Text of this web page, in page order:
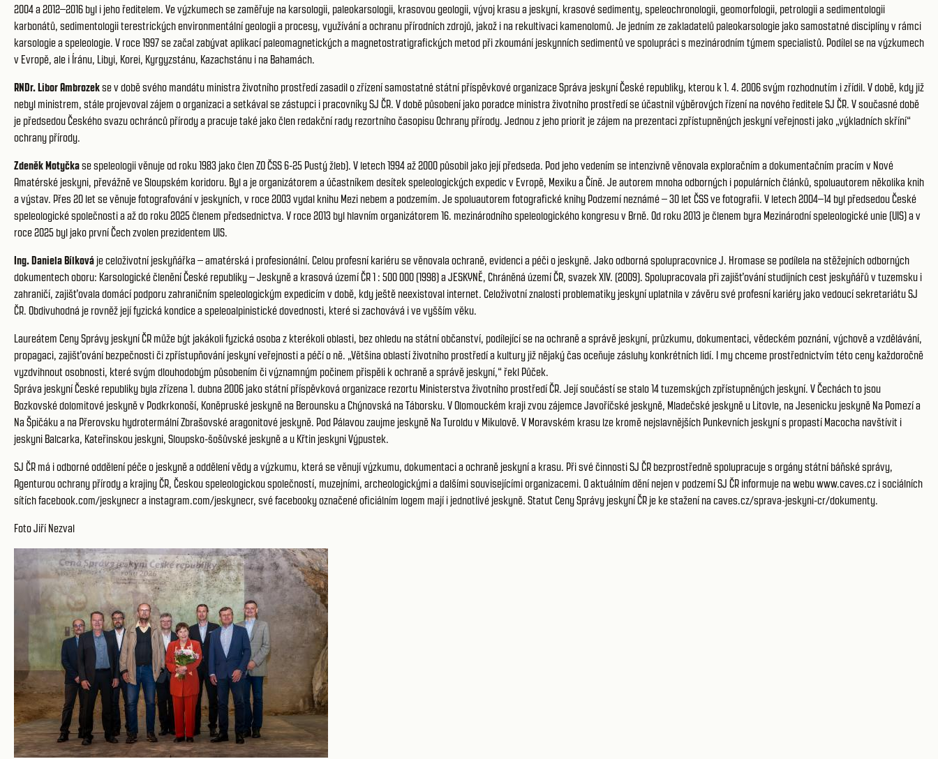
2004 a 2012–2016 byl i jeho ředitelem. Ve výzkumech se zaměřuje na karsologii, paleokarsologii, krasovou geologii, vývoj krasu a jeskyní, krasové sedimenty, speleochronologii, geomorfologii, petrologii a sedimentologii
karbonátů, sedimentologii terestrických environmentální geologii a procesy, využívání a ochranu přírodních zdrojů, jakož i na rekultivaci kamenolomů. Je jedním ze zakladatelů paleokarsologie jako samostatné disciplíny v rámci
karsologie a speleologie. V roce 1997 se začal zabývat aplikací paleomagnetických a magnetostratigrafických metod při zkoumání jeskynních sedimentů ve spolupráci s mezinárodním týmem specialistů. Podílel se na výzkumech
v Evropě, ale i Íránu, Libyi, Korei, Kyrgyzstánu, Kazachstánu i na Bahamách.
RNDr. Libor Ambrozekse v době svého mandátu ministra životního prostředí zasadil o zřízení samostatné státní příspěvkové organizace Správa jeskyní České republiky, kterou k 1. 4. 2006 svým rozhodnutím i zřídil. V době, kdy již
nebyl ministrem, stále projevoval zájem o organizaci a setkával se zástupci i pracovníky SJ ČR. V době působení jako poradce ministra životního prostředí se účastnil výběrových řízení na nového ředitele SJ ČR. V současné době
je předsedou Českého svazu ochránců přírody a pracuje také jako člen redakční rady rezortního časopisu Ochrany přírody. Jednou z jeho priorit je zájem na prezentaci zpřístupněných jeskyní veřejnosti jako „výkladních skříní“
ochrany přírody.
Zdeněk Motyčkase speleologii věnuje od roku 1983 jako člen ZO ČSS 6-25 Pustý žleb). V letech 1994 až 2000 působil jako její předseda. Pod jeho vedením se intenzivně věnovala exploračním a dokumentačním pracím v Nové
Amatérské jeskyni, převážně ve Sloupském koridoru. Byl a je organizátorem a účastníkem desítek speleologických expedic v Evropě, Mexiku a Číně. Je autorem mnoha odborných i populárních článků, spoluautorem několika knih
a výstav. Přes 20 let se věnuje fotografování v jeskyních, v roce 2003 vydal knihu Mezi nebem a podzemím. Je spoluautorem fotografické knihy Podzemí neznámé – 30 let ČSS ve fotografii. V letech 2004–14 byl předsedou České
speleologické společnosti a až do roku 2025 členem předsednictva. V roce 2013 byl hlavním organizátorem 16. mezinárodního speleologického kongresu v Brně. Od roku 2013 je členem byra Mezinárodní speleologické unie (UIS) a v
roce 2025 byl jako první Čech zvolen prezidentem UIS.
Ing. Daniela Bílková je celoživotní jeskyňářka – amatérská i profesionální. Celou profesní kariéru se věnovala ochraně, evidenci a péči o jeskyně. Jako odborná spolupracovnice J. Hromase se podílela na stěžejních odborných
dokumentech oboru: Karsologické členění České republiky – Jeskyně a krasová území ČR 1 : 500 000 (1998) a JESKYNĚ, Chráněná území ČR, svazek XIV. (2009). Spolupracovala při zajišťování studijních cest jeskyňářů v tuzemsku i
zahraničí, zajišťovala domácí podporu zahraničním speleologickým expedicím v době, kdy ještě neexistoval internet. Celoživotní znalosti problematiky jeskyní uplatnila v závěru své profesní kariéry jako vedoucí sekretariátu SJ
ČR. Obdivuhodná je rovněž její fyzická kondice a speleoalpinistické dovednosti, které si zachovává i ve vyšším věku.
Laureátem Ceny Správy jeskyní ČR může být jakákoli fyzická osoba z kterékoli oblasti, bez ohledu na státní občanství, podílející se na ochraně a správě jeskyní, průzkumu, dokumentaci, vědeckém poznání, výchově a vzdělávání,
propagaci, zajišťování bezpečnosti či zpřístupňování jeskyní veřejnosti a péčí o ně. „Většina oblastí životního prostředí a kultury již nějaký čas oceňuje zásluhy konkrétních lidí. I my chceme prostřednictvím této ceny každoročně
vyzdvihnout osobnosti, které svým dlouhodobým působením či významným počinem přispěli k ochraně a správě jeskyní,“ řekl Půček.
Správa jeskyní České republiky byla zřízena 1. dubna 2006 jako státní příspěvková organizace rezortu Ministerstva životního prostředí ČR. Její součástí se stalo 14 tuzemských zpřístupněných jeskyní. V Čechách to jsou
Bozkovské dolomitové jeskyně v Podkrkonoší, Koněpruské jeskyně na Berounsku a Chýnovská na Táborsku. V Olomouckém kraji zvou zájemce Javoříčské jeskyně, Mladečské jeskyně u Litovle, na Jesenicku jeskyně Na Pomezí a
Na Špičáku a na Přerovsku hydrotermální Zbrašovské aragonitové jeskyně. Pod Pálavou zaujme jeskyně Na Turoldu v Mikulově. V Moravském krasu lze kromě nejslavnějších Punkevních jeskyní s propastí Macocha navštívit i
jeskyni Balcarka, Kateřinskou jeskyni, Sloupsko-šošůvské jeskyně a u Křtin jeskyni Výpustek.
SJ ČR má i odborné oddělení péče o jeskyně a oddělení vědy a výzkumu, která se věnují výzkumu, dokumentaci a ochraně jeskyní a krasu. Při své činnosti SJ ČR bezprostředně spolupracuje s orgány státní báňské správy,
Agenturou ochrany přírody a krajiny ČR, Českou speleologickou společností, muzejními, archeologickými a dalšími souvisejícími organizacemi. O aktuálním dění nejen v podzemí SJ ČR informuje na webu www.caves.cz i sociálních
sítích facebook.com/jeskynecr a instagram.com/jeskynecr, své facebooky označené oficiálním logem mají i jednotlivé jeskyně. Statut Ceny Správy jeskyní ČR je ke stažení na caves.cz/sprava-jeskyni-cr/dokumenty.
Foto Jiří Nezval